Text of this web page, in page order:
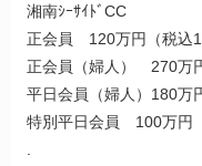
湘南ｼｰｻｲﾄﾞCC
正会員 120万円（税込
正会員（婦人） 270万
平日会員（婦人）180万
特別平日会員 100万円